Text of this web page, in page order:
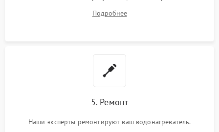
Подробнее
5. Ремонт
Наши эксперты ремонтируют ваш водонагреватель.